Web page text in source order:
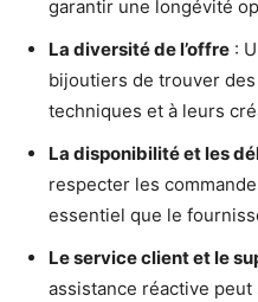
garantir une longévité
La diversité de l’offre :
bijoutiers de trouver
techniques et à leurs
La disponibilité et les
respecter les
essentiel que le
Le service client et le
assistance réactive peut